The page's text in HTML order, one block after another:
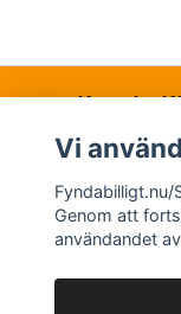
Kontakt
© Copyright
Vi
Fyndabilligt.nu/
Genom att
användandet